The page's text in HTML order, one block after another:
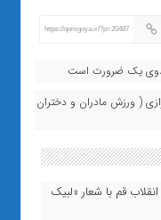
https://qomgoya.ir/?p=20487
یک ضرورت است
( ورزش مادران و دختران )
قم با شعار «لبیک